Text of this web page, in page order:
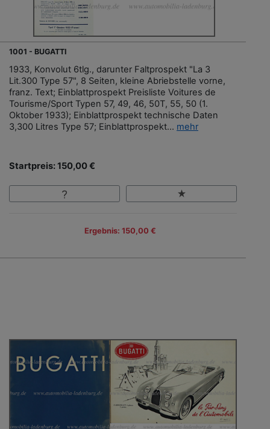
1001 - BUGATTI
1933, Konvolut 6tlg., darunter Faltprospekt "La 3
Lit.300 Type 57", 8 Seiten, kleine Abriebstelle vorne,
franz. Text; Einblattprospekt Preisliste Voitures de
Tourisme/Sport Typen 57, 49, 46, 50T, 55, 50 (1.
Oktober 1933); Einblattprospekt technische Daten
3,300 Litres Type 57; Einblattprospekt... mehr
Startpreis: 150,00 €
Ergebnis: 150,00 €